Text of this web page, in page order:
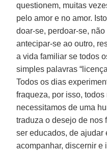
questionem, muitas
pelo amor e no amor.
doar-se, perdoar-se,
antecipar-se ao outro,
a vida familiar se todos
simples palavras
Todos os dias
fraqueza, por isso,
necessitamos de uma
traduza o desejo de nos
ser educados, de ajudar
acompanhar, discernir e